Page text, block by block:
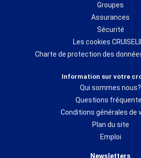
Groupes
Assurances
Sécurité
Les cookies
Charte de protection des
Information sur votre
Qui sommes nous?
Questions
Conditions générales de
Plan du site
Emploi
Newsletters